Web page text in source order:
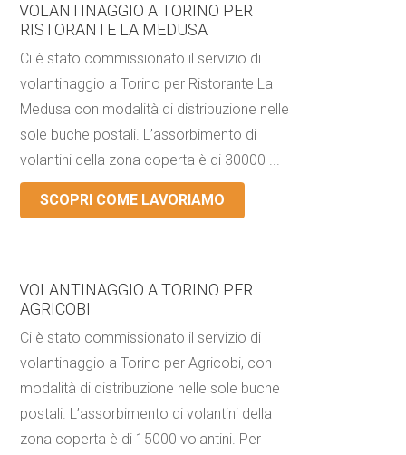
VOLANTINAGGIO A TORINO PER
RISTORANTE LA MEDUSA
Ci è stato commissionato il servizio di
volantinaggio a Torino per Ristorante La
Medusa con modalità di distribuzione nelle
sole buche postali. L’assorbimento di
volantini della zona coperta è di 30000 ...
SCOPRI COME LAVORIAMO
VOLANTINAGGIO A TORINO PER
AGRICOBI
Ci è stato commissionato il servizio di
volantinaggio a Torino per Agricobi, con
modalità di distribuzione nelle sole buche
postali. L’assorbimento di volantini della
zona coperta è di 15000 volantini. Per